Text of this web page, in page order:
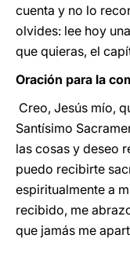
cuenta y no lo
olvides: lee hoy
que quieras, el
Oración para la
Creo, Jesús mío,
Santísimo
las cosas y deseo
puedo recibirte
espiritualmente a
recibido, me
que jamás me